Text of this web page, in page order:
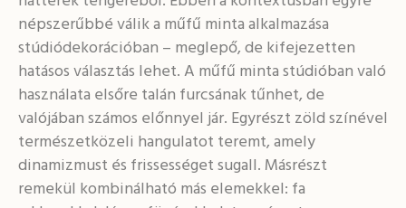
népszerűbbé válik a műfű minta alkalmazása
stúdiódekorációban – meglepő, de kifejezetten
hatásos választás lehet. A műfű minta stúdióban való
használata elsőre talán furcsának tűnhet, de
valójában számos előnnyel jár. Egyrészt zöld színével
természetközeli hangulatot teremt, amely
dinamizmust és frissességet sugall. Másrészt
remekül kombinálható más elemekkel: fa